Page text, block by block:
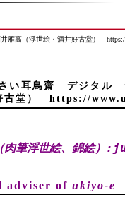
高（浮世絵・酒井好古堂） https://
さい耳鳥齋 デジタ
古堂） https://
筆浮世絵、錦絵）
adviser of ukiyo-e